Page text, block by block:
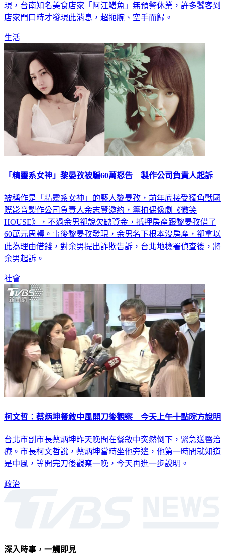
現，台南知名美食店家「阿江鱔魚」無預警休業，許多饕客到
店家門口時才發現此消息，超扼腕、空手而歸。
生活
「精靈系女神」黎晏孜被騙60萬怒告 製作公司負責人起訴
被稱作是「精靈系女神」的藝人黎晏孜，前年底接受獨角獸國
際影音製作公司負責人余志賢邀約，籌拍偶像劇《微笑
HOUSE》，不過余男卻說欠缺資金，抵押房產跟黎晏孜借了
60萬元周轉。事後黎晏孜發現，余男名下根本沒房產，卻拿以
此為理由借錢，對余男提出詐欺告訴，台北地檢署偵查後，將
余男起訴。
社會
柯文哲：蔡炳坤餐敘中風開刀後觀察 今天上午十點院方說明
台北市副市長蔡炳坤昨天晚間在餐敘中突然倒下，緊急送醫治
療。市長柯文哲說，蔡炳坤當時坐他旁邊，他第一時間就知道
是中風，等開完刀後觀察一晚，今天再進一步說明。
政治
深入時事，一觸即見